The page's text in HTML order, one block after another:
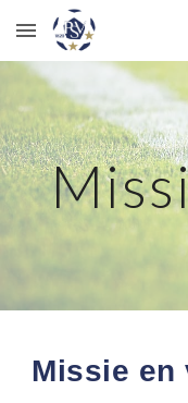
Skip to main content
Missie en